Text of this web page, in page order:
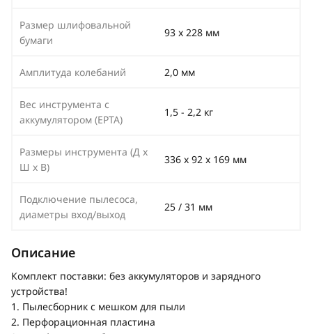
Размер шлифовальной
бумаги
93 х 228 мм
Амплитуда колебаний 2,0 мм
Вес инструмента с
аккумулятором (EPTA)
1,5 - 2,2 кг
Размеры инструмента (Д х
Ш х В)
336 x 92 x 169 мм
Подключение пылесоса,
диаметры вход/выход
25 / 31 мм
Описание
Комплект поставки: без аккумуляторов и зарядного
устройства!
1. Пылесборник с мешком для пыли
2. Перфорационная пластина